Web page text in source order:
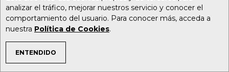
analizar el tráfico, mejorar nuestros servicio y conocer el
comportamiento del usuario. Para conocer más, acceda a
nuestra Política de Cookies.
ENTENDIDO
TEMAS DE INTERÉS
20